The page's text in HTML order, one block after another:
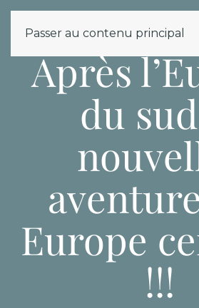
Passer au contenu principal
Après
du
Europe
!!!